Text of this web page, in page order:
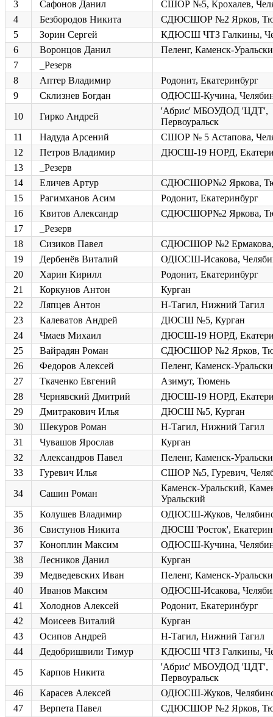
3 Сафонов Данил
СШОР №5, Крохалев,
4
Безбородов Никита
СДЮСШОР №2 Ярков,
5
Зорин Сергей
КДЮСШ ЧТЗ Галкины,
6
Воронцов Данил
Пеленг, Каменск-
7
_Резерв
8
Аптер Владимир
Родонит, Екатеринбург
9
Склизнев Богдан
ОДЮСШ-Кучина,
10
Гирко Андрей
'Абрис' МБОУДОД 'ЦДТ',
Первоуральск
11
Надуда Арсений
СШОР № 5 Астапова,
12
Петров Владимир
ДЮСШ-19 НОРД,
13
_Резерв
14
Еличев Артур
СДЮСШОР№2 Яркова,
15
Рагимханов Асим
Родонит, Екатеринбург
16
Квитов Александр
СДЮСШОР№2 Яркова,
17
_Резерв
18
Сизиков Павел
СДЮСШОР №2 Ермакова,
19
Дербенёв Виталий
ОДЮСШ-Исакова,
20
Харин Кирилл
Родонит, Екатеринбург
21
Коркунов Антон
Курган
22
Ляпцев Антон
Н-Тагил, Нижний Тагил
23
Калеватов Андрей
ДЮСШ №5, Курган
24
Чмаев Михаил
ДЮСШ-19 НОРД,
25
Вайрадян Роман
СДЮСШОР №2 Ярков,
26
Федоров Алексей
Пеленг, Каменск-
27
Ткаченко Евгений
Азимут, Тюмень
28
Чернявский Дмитрий
ДЮСШ-19 НОРД,
29
Дмитракович Илья
ДЮСШ №5, Курган
30
Шекуров Роман
Н-Тагил, Нижний Тагил
31
Чувашов Ярослав
Курган
32
Александров Павел
Пеленг, Каменск-
33
Гуревич Илья
СШОР №5, Гуревич,
34
Сашин Роман
Каменск-Уральский,
Уральский
35
Колушев Владимир
ОДЮСШ-Жуков,
36
Свистунов Никита
ДЮСШ 'Росток',
37
Коноплин Максим
ОДЮСШ-Кучина,
38
Лесников Данил
Курган
39
Медведевских Иван
Пеленг, Каменск-
40
Иванов Максим
ОДЮСШ-Исакова,
41
Холоднов Алексей
Родонит, Екатеринбург
42
Моисеев Виталий
Курган
43
Осипов Андрей
Н-Тагил, Нижний Тагил
44
Дедобришвили Тимур
КДЮСШ ЧТЗ Галкины,
45
Карпов Никита
'Абрис' МБОУДОД 'ЦДТ',
Первоуральск
46
Карасев Алексей
ОДЮСШ-Жуков,
47
Верпета Павел
СДЮСШОР №2 Ярков,